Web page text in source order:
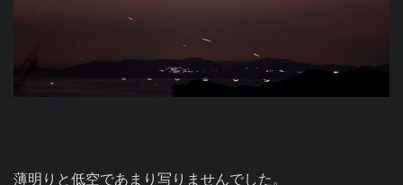
薄明りと低空であまり写りませんでした。